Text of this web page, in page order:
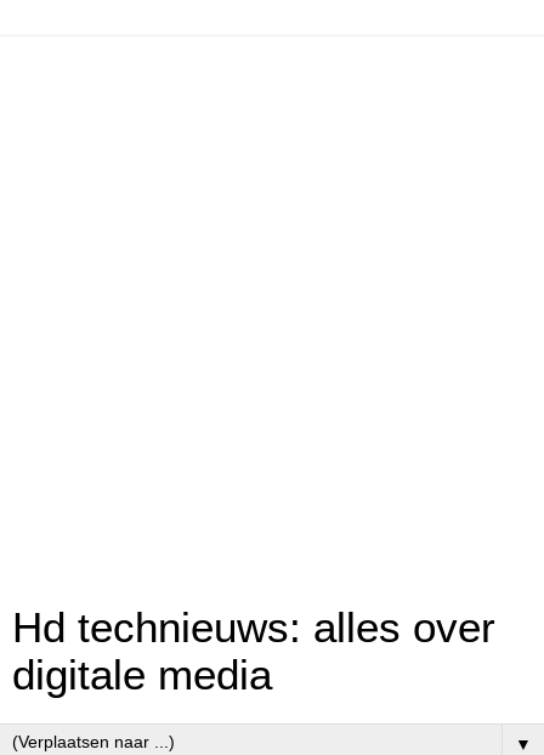
Hd technieuws: alles over
digitale media
▼